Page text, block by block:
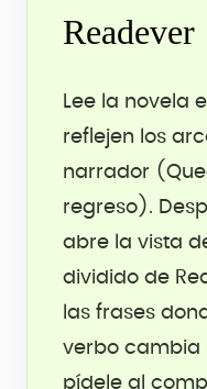
Readever
Lee la novela
reflejen los
narrador
regreso).
abre la vista
dividido de
las frases
verbo cambia
pídele al